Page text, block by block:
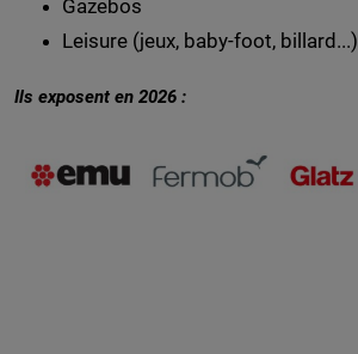
Gazebos
Leisure (jeux, baby-foot, billard...)
Ils exposent en 2026 :